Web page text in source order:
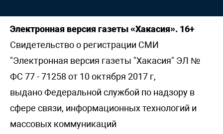
Электронная версия газеты «Хакасия». 16+
Свидетельство о регистрации СМИ
"Электронная версия газеты "Хакасия" ЭЛ №
ФС 77 - 71258 от 10 октября 2017 г,
выдано Федеральной службой по надзору в
сфере связи, информационных технологий и
массовых коммуникаций